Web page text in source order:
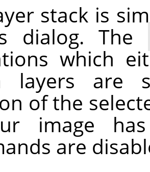
stack is
dialog. The
which
layers are
of the
image
are